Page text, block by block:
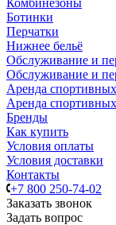
Комбинезоны
Ботинки
Перчатки
Нижнее бельё
Обслуживание и
Обслуживание и
Аренда
Аренда
Бренды
Как купить
Условия оплаты
Условия доставки
Контакты
+7 800 250-74-02
Заказать звонок
Задать вопрос